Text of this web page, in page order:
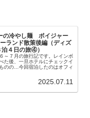
の冷やし麺 ボイジャー
ランド散策後編（ディズ
４日の旅④）
～７月の旅行記です。レインボ
た後、一旦ホテルにチェックイ
のの…今回宿泊したのはオフィ
2025.07.11